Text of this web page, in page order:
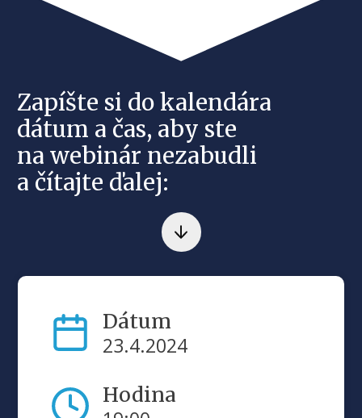
Zapíšte si do kalendára
dátum a čas, aby ste
na webinár nezabudli
a čítajte ďalej:
Dátum
23.4.2024
Hodina